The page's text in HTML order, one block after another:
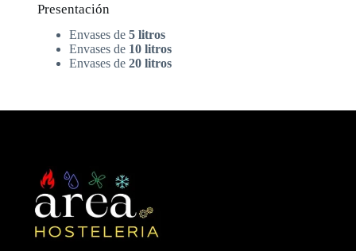
Presentación
Envases de 5 litros
Envases de 10 litros
Envases de 20 litros